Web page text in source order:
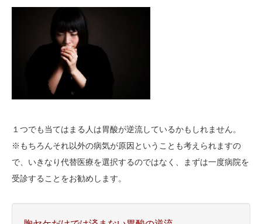
１つでも当てはまる人は胃酸が逆流しているかもしれません。
※もちろんそれ以外の病気が原因ということも考えられますの
で、いきなり代替医療を選択するのではなく、まずは一度病院を
受診することをお勧めします。